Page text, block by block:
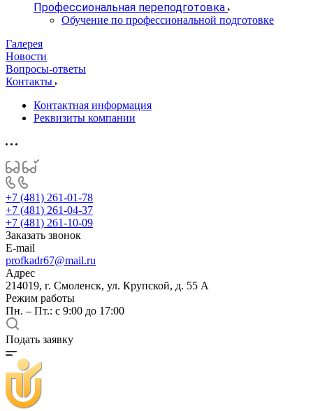
Профессиональная переподготовка
Обучение по профессиональной подготовке
Галерея
Новости
Вопросы-ответы
Контакты
Контактная информация
Реквизиты компании
+7 (481) 261-01-78
+7 (481) 261-04-37
+7 (481) 261-10-09
Заказать звонок
E-mail
profkadr67@mail.ru
Адрес
214019, г. Смоленск, ул. Крупской, д. 55 А
Режим работы
Пн. – Пт.: с 9:00 до 17:00
Подать заявку